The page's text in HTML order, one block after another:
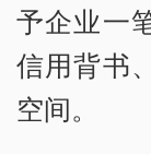
予企业一
信用背书
空间。